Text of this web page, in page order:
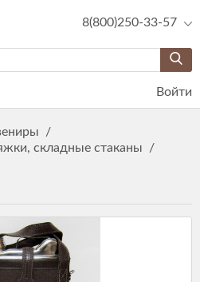
8(800)250-33-57
Войти
/
складные стаканы
/